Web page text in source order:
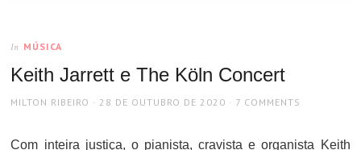
In MÚSICA
Keith Jarrett e The Köln Concert
AUTHOR
MILTON RIBEIRO
POSTED
28 DE OUTUBRO DE 2020 7 COMMENTS
Com inteira justiça, o pianista, cravista e organista Keith